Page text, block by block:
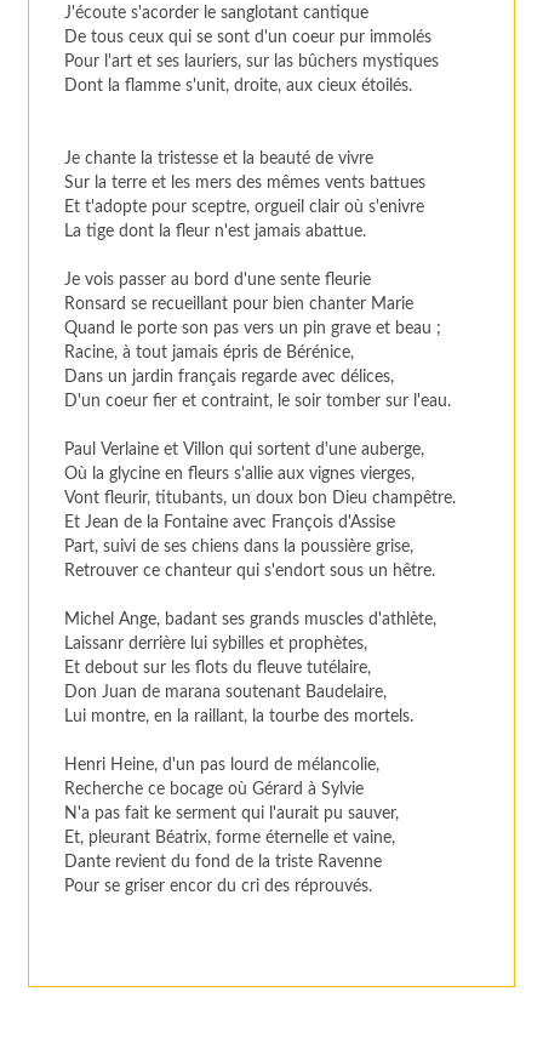
J'écoute s'acorder le sanglotant cantique
De tous ceux qui se sont d'un coeur pur immolés
Pour l'art et ses lauriers, sur las bûchers mystiques
Dont la flamme s'unit, droite, aux cieux étoilés.
Je chante la tristesse et la beauté de vivre
Sur la terre et les mers des mêmes vents battues
Et t'adopte pour sceptre, orgueil clair où s'enivre
La tige dont la fleur n'est jamais abattue.
Je vois passer au bord d'une sente fleurie
Ronsard se recueillant pour bien chanter Marie
Quand le porte son pas vers un pin grave et beau ;
Racine, à tout jamais épris de Bérénice,
Dans un jardin français regarde avec délices,
D'un coeur fier et contraint, le soir tomber sur l'eau.
Paul Verlaine et Villon qui sortent d'une auberge,
Où la glycine en fleurs s'allie aux vignes vierges,
Vont fleurir, titubants, un doux bon Dieu champêtre.
Et Jean de la Fontaine avec François d'Assise
Part, suivi de ses chiens dans la poussière grise,
Retrouver ce chanteur qui s'endort sous un hêtre.
Michel Ange, badant ses grands muscles d'athlète,
Laissanr derrière lui sybilles et prophètes,
Et debout sur les flots du fleuve tutélaire,
Don Juan de marana soutenant Baudelaire,
Lui montre, en la raillant, la tourbe des mortels.
Henri Heine, d'un pas lourd de mélancolie,
Recherche ce bocage où Gérard à Sylvie
N'a pas fait ke serment qui l'aurait pu sauver,
Et, pleurant Béatrix, forme éternelle et vaine,
Dante revient du fond de la triste Ravenne
Pour se griser encor du cri des réprouvés.